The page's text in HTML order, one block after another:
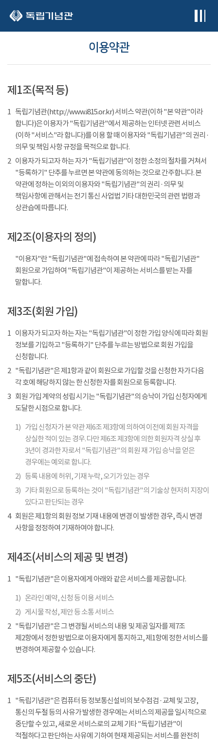
이용약관
제1조(목적 등)
1 독립기념관(http://www.i815.or.kr) 서비스 약관(이하 "본 약관"이라
합니다)은 이용자가 "독립기념관"에서 제공하는 인터넷 관련 서비스
(이하 "서비스"라 합니다)를 이용 할 때 이용자와 "독립기념관"의 권리 ·
의무 및 책임 사항 규정을 목적으로 합니다.
2 이용자가 되고자 하는 자가 "독립기념관"이 정한 소정의 절차를 거쳐서
"등록하기" 단추를 누르면 본 약관에 동의하는 것으로 간주합니다. 본
약관에 정하는 이외의 이용자와 "독립기념관"의 권리 · 의무 및
책임사항에 관해서는 전기 통신 사업법 기타 대한민국의 관련 법령과
상관습에 따릅니다.
제2조(이용자의 정의)
"이용자"란 "독립기념관"에 접속하여 본 약관에 따라 "독립기념관"
회원으로 가입하여 "독립기념관"이 제공하는 서비스를 받는 자를
말합니다.
제3조(회원 가입)
1 이용자가 되고자 하는 자는 "독립기념관"이 정한 가입 양식에 따라 회원
정보를 기입하고 "등록하기" 단추를 누르는 방법으로 회원 가입을
신청합니다.
2 "독립기념관"은 제1항과 같이 회원으로 가입할 것을 신청한 자가 다음
각 호에 해당하지 않는 한 신청한 자를 회원으로 등록합니다.
3 회원 가입 계약의 성립 시기는 "독립기념관"의 승낙이 가입 신청자에게
도달한 시점으로 합니다.
1) 가입 신청자가 본 약관 제6조 제3항에 의하여 이전에 회원 자격을
상실한 적이 있는 경우. 다만 제6조 제3항에 의한 회원자격 상실 후
3년이 경과한 자로서 "독립기념관"의 회원 재 가입 승낙을 얻은
경우에는 예외로 합니다.
2) 등록 내용에 허위, 기재 누락, 오기가 있는 경우
3) 기타 회원으로 등록하는 것이 "독립기념관"의 기술상 현저히 지장이
있다고 판단되는 경우
4
회원은 제1항의 회원 정보 기재 내용에 변경 이 발생한 경우, 즉시 변경
사항을 정정하여 기재하여야 합니다.
제4조(서비스의 제공 및 변경)
1 "독립기념관"은 이용자에게 아래와 같은 서비스를 제공합니다.
1) 온라인 예약, 신청 등 이용 서비스
2) 게시물 작성, 제안 등 소통 서비스
2 "독립기념관"은 그 변경될 서비스의 내용 및 제공 일자를 제7조
제2항에서 정한 방법으로 이용자에게 통지하고, 제1항에 정한 서비스를
변경하여 제공할 수 있습니다.
제5조(서비스의 중단)
1 "독립기념관"은 컴퓨터 등 정보통신설비의 보수점검 · 교체 및 고장,
통신의 두절 등의 사유가 발생한 경우에는 서비스의 제공을 일시적으로
중단할 수 있고, 새로운 서비스로의 교체 기타 "독립기념관"이
적절하다고 판단하는 사유에 기하여 현재 제공되는 서비스를 완전히